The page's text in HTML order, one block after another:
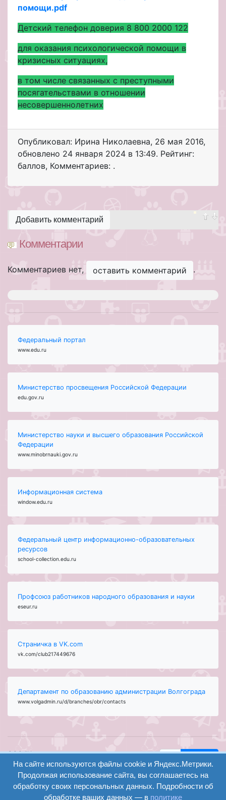
помощи.pdf
Детский телефон доверия 8 800 2000 122
для оказания психологической помощи в
кризисных ситуациях,
в том числе связанных с преступными
посягательствами в отношении
несовершеннолетних
Опубликовал: Ирина Николаевна, 26 мая 2016,
обновлено 24 января 2024 в 13:49. Рейтинг:
баллов, Комментариев: .
Добавить комментарий
Комментарии
Комментариев нет, оставить комментарий .
Федеральный портал
www.edu.ru
Министерство просвещения Российской Федерации
edu.gov.ru
Министерство науки и высшего образования Российской
Федерации
www.minobrnauki.gov.ru
Информационная система
window.edu.ru
Федеральный центр информационно-образовательных
ресурсов
school-collection.edu.ru
Профсоюз работников народного образования и науки
eseur.ru
Страничка в VK.com
vk.com/club217449676
Департамент по образованию администрации Волгограда
www.volgadmin.ru/d/branches/obr/contacts
ООО "Центр
образования и
консалтинга"
Волгоград 2008-
2026
вход
регистрация
Найти
Версия
сайта для
На сайте используются файлы cookie и Яндекс.Метрики.
Продолжая использование сайта, вы соглашаетесь на
обработку своих персональных данных. Подробности об
обработке ваших данных — в политике